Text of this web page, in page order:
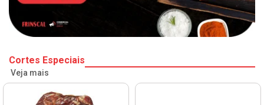
Cortes Especiais
Veja mais